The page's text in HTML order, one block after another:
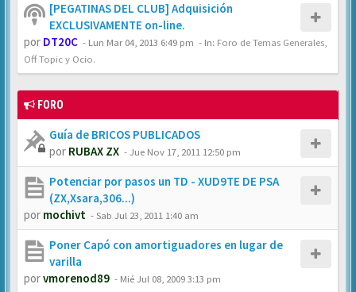
[PEGATINAS DEL CLUB] Adquisición
EXCLUSIVAMENTE on-line.
por DT20C - Lun Mar 04, 2013 6:49 pm - In: Foro de Temas Generales,
Off Topic y Ocio.
FORO
Guía de BRICOS PUBLICADOS
por RUBAX ZX -Jue Nov 17, 2011 12:50 pm
Potenciar por pasos un TD - XUD9TE DE PSA
(ZX,Xsara,306...)
por mochivt -Sab Jul 23, 2011 1:40 am
Poner Capó con amortiguadores en lugar de
varilla
porvmorenod89 - Mié Jul 08, 2009 3:13 pm